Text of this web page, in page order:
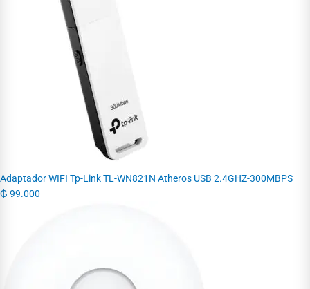
Adaptador WIFI Tp-Link TL-WN821N Atheros USB 2.4GHZ-300MBPS
₲ 99.000